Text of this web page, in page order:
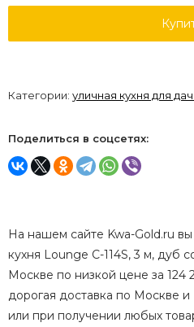
Категории: уличная кухня для
Поделиться в соцсетях:
На нашем сайте Kwa-Gold.ru
кухня Lounge C-114S, 3 м, дуб
Москве по низкой цене за 124
дорогая доставка по Москве и
или при получении любых